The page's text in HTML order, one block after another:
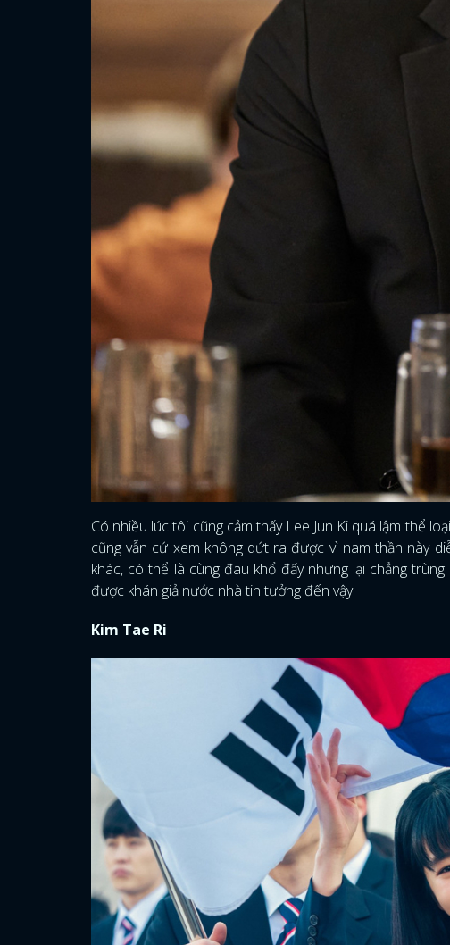
Có nhiều lúc tôi cũng cảm thấy Lee Jun Ki quá lậm thể
cũng vẫn cứ xem không dứt ra được vì nam thần này
khác, có thể là cùng đau khổ đấy nhưng lại chẳng
được khán giả nước nhà tin tưởng đến vậy.
Kim Tae Ri